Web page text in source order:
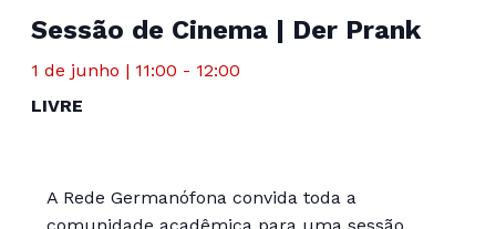
Sessão de Cinema | Der Prank
1 de junho | 11:00 - 12:00
LIVRE
A Rede Germanófona convida toda a